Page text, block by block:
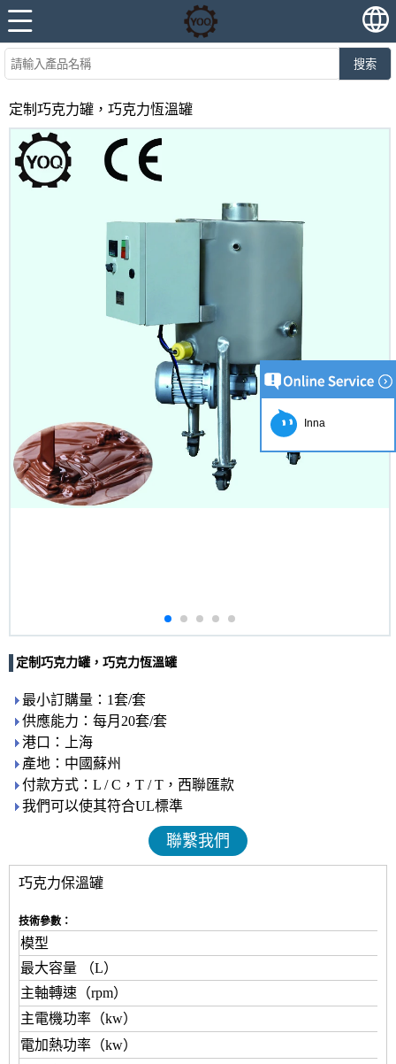
搜索
定制巧克力罐，巧克力恆溫罐
定制巧克力罐，巧克力恆溫罐
最小訂購量：1套/套
供應能力：每月20套/套
港口：上海
產地：中國蘇州
付款方式：L / C，T / T，西聯匯款
我們可以使其符合UL標準
聯繫我們
巧克力保溫罐
技術參數：
模型
最大容量 （L）
主軸轉速（rpm）
主電機功率（kw）
電加熱功率（kw）
Inna